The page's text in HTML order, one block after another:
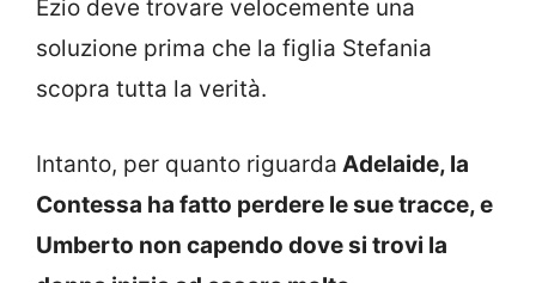
Ezio deve trovare velocemente una
soluzione prima che la figlia Stefania
scopra tutta la verità.
Intanto, per quanto riguarda Adelaide, la
Contessa ha fatto perdere le sue tracce, e
Umberto non capendo dove si trovi la